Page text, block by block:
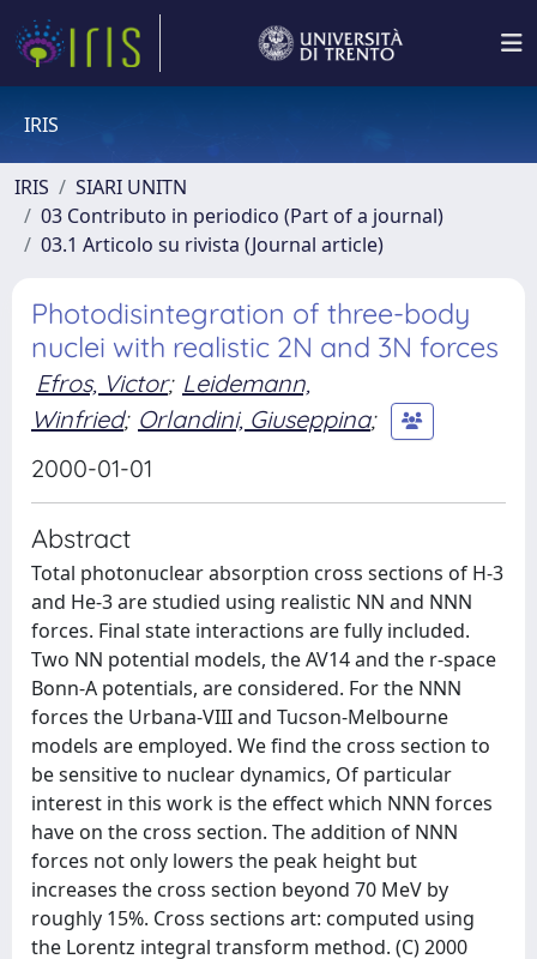
IRIS
IRIS
SIARI UNITN
03 Contributo in periodico (Part of a journal)
03.1 Articolo su rivista (Journal article)
Photodisintegration of three-body
nuclei with realistic 2N and 3N forces
Efros, Victor; Leidemann,
Winfried; Orlandini, Giuseppina;
2000-01-01
Abstract
Total photonuclear absorption cross sections of H-3
and He-3 are studied using realistic NN and NNN
forces. Final state interactions are fully included.
Two NN potential models, the AV14 and the r-space
Bonn-A potentials, are considered. For the NNN
forces the Urbana-VIII and Tucson-Melbourne
models are employed. We find the cross section to
be sensitive to nuclear dynamics, Of particular
interest in this work is the effect which NNN forces
have on the cross section. The addition of NNN
forces not only lowers the peak height but
increases the cross section beyond 70 MeV by
roughly 15%. Cross sections art: computed using
the Lorentz integral transform method. (C) 2000